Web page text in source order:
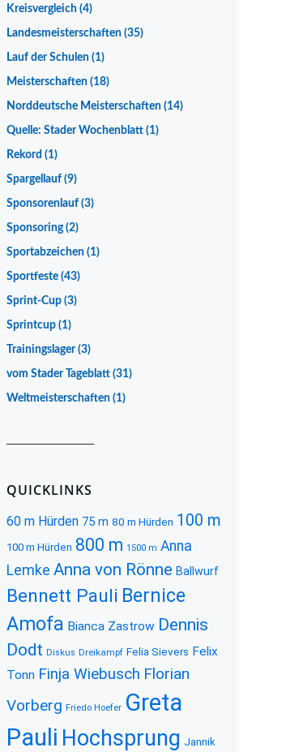
Kreisvergleich (4)
Landesmeisterschaften (35)
Lauf der Schulen (1)
Meisterschaften (18)
Norddeutsche Meisterschaften (14)
Quelle: Stader Wochenblatt (1)
Rekord (1)
Spargellauf (9)
Sponsorenlauf (3)
Sponsoring(2)
Sportabzeichen (1)
Sportfeste (43)
Sprint-Cup (3)
Sprintcup (1)
Trainingslager(3)
vom Stader Tageblatt (31)
Weltmeisterschaften (1)
QUICKLINKS
60 m Hürden 75 m 80 m Hürden 100 m
100 m Hürden 800 m 1500 m Anna
Lemke Anna von Rönne Ballwurf
Bennett Pauli Bernice
Amofa Bianca Zastrow Dennis
Dodt Diskus Dreikampf Felia Sievers Felix
Tonn Finja Wiebusch Florian
Vorberg Friedo Hoefer Greta
Pauli Hochsprung Jannik